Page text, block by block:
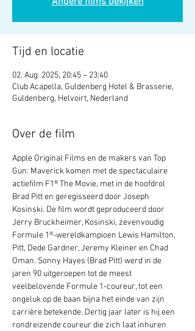
Tijd en locatie
02. Aug. 2025, 20:45 – 23:40
Club Acapella, Guldenberg Hotel & Brasserie,
Guldenberg, Helvoirt, Nederland
Over de film
Apple Original Films en de makers van Top
Gun: Maverick komen met de spectaculaire
actiefilm F1® The Movie, met in de hoofdrol
Brad Pitt en geregisseerd door Joseph
Kosinski. De film wordt geproduceerd door
Jerry Bruckheimer, Kosinski, zevenvoudig
Formule 1®-wereldkampioen Lewis Hamilton,
Pitt, Dede Gardner, Jeremy Kleiner en Chad
Oman. Sonny Hayes (Brad Pitt) werd in de
jaren 90 uitgeroepen tot de meest
veelbelovende Formule 1-coureur, tot een
ongeluk op de baan bijna het einde van zijn
carrière betekende. Dertig jaar later is hij een
rondreizende coureur die zich laat inhuren